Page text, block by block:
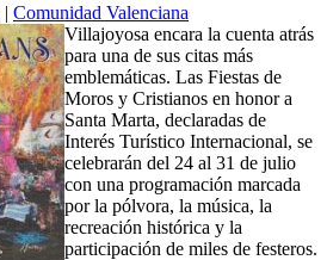
| Comunidad Valenciana
Villajoyosa encara la cuenta atrás
para una de sus citas más
emblemáticas. Las Fiestas de
Moros y Cristianos en honor a
Santa Marta, declaradas de
Interés Turístico Internacional, se
celebrarán del 24 al 31 de julio
con una programación marcada
por la pólvora, la música, la
recreación histórica y la
participación de miles de festeros.